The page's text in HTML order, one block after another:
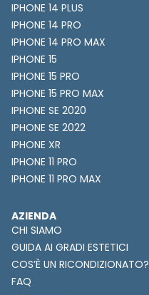
IPHONE 14 PLUS
IPHONE 14 PRO
IPHONE 14 PRO MAX
IPHONE 15
IPHONE 15 PRO
IPHONE 15 PRO MAX
IPHONE SE 2020
IPHONE SE 2022
IPHONE XR
IPHONE 11 PRO
IPHONE 11 PRO MAX
AZIENDA
CHI SIAMO
GUIDA AI GRADI ESTETICI
COS’È UN RICONDIZIONATO?
FAQ